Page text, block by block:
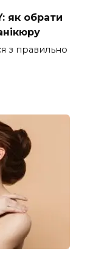
як обрати
з правильно